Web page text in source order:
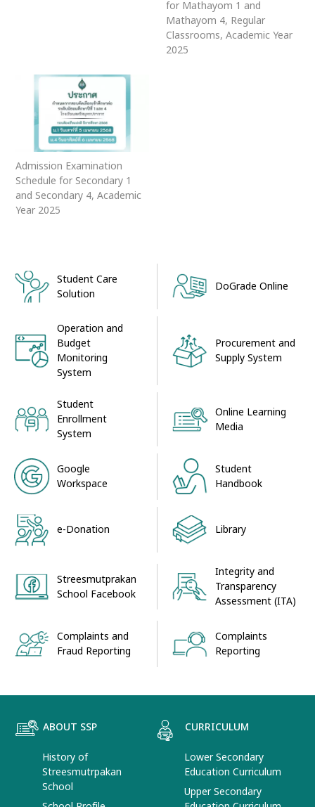
for Mathayom 1 and
Mathayom 4, Regular
Classrooms, Academic Year
2025
Admission Examination
Schedule for Secondary 1
and Secondary 4, Academic
Year 2025
Student Care
Solution
DoGrade Online
Operation and
Budget
Monitoring
System
Procurement and
Supply System
Student
Enrollment
System
Online Learning
Media
Google
Workspace
Student
Handbook
e-Donation Library
Streesmutprakan
School Facebook
Integrity and
Transparency
Assessment (ITA)
Complaints and
Fraud Reporting
Complaints
Reporting
ABOUT SSP
History of
Streesmutrpakan
School
CURRICULUM
Lower Secondary
Education Curriculum
Upper Secondary